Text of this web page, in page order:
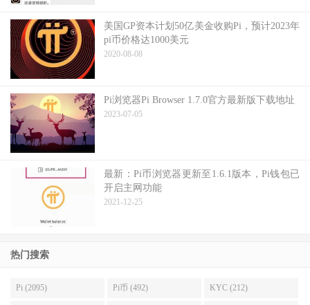
美国GP资本计划50亿美金收购Pi，预计2023年
pi币价格达1000美元
2020-08-08
Pi浏览器Pi Browser 1.7.0官方最新版下载地址
2023-07-05
最新：Pi币浏览器更新至1.6.1版本，Pi钱包已
开启主网功能
2021-12-25
热门搜索
Pi (2095) Pi币 (492) KYC (212)